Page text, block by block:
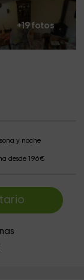
+19 fotos
y noche
desde 196€